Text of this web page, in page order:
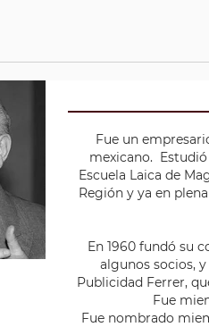
Fue un
mexicano.
Escuela Laica de
Región y ya en
En 1960 fundó su
algunos socios,
Publicidad Ferrer,
Fue
Fue nombrado